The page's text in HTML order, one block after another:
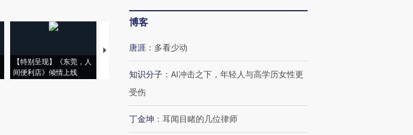
【特别呈现】《东莞，人
间便利店》倾情上线
【推广】走进第四届链博
会，让数智科技“链”接产
【特别呈现】寻找100种
有意思的生活方式·第三对
CFO：不靠规模取胜，华
住三大增长引擎是什么？
博客
唐涯 ： 多看少动
知识分子 ： AI冲击之下，年轻人与高学历女性更
受伤
丁金坤 ： 耳闻目睹的几位律师